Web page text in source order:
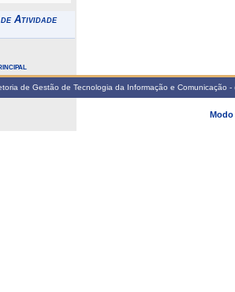
Atividade
de Gestão de Tecnologia da Informação e
Modo